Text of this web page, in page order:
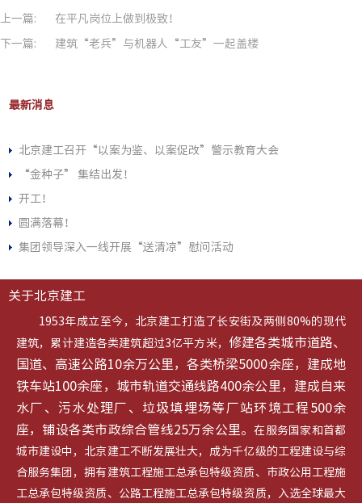
上一篇: 在平凡岗位上做到极致！
下一篇: 建筑“老兵”与机器人“工友”一起盖楼
最新消息
北京建工召开“以案为鉴、以案促改”警示教育大会
“金种子” 集结出发！
开工！
圆满落幕！
集团领导深入一线开展“送清凉”慰问活动
关于北京建工
1953年成立至今，北京建工打造了长安街及两侧80%的现代
建筑，累计建造各类建筑超过3亿平方米， 修建各类城市道路、
国道、高速公路10余万公里，各类桥梁5000余座，建成地
铁车站100余座，城市轨道交通线路400余公里，建成自来
水厂、污水处理厂、垃圾填埋场等厂站环境工程500余
座，铺设各类市政综合管线25万余公里。在服务国家和首都
城市建设中，北京建工不断发展壮大，成为千亿级的工程建设与综
合服务集团，拥有建筑工程施工总承包特级资质、市政公用工程施
工总承包特级资质、公路工程施工总承包特级资质，入选全球最大